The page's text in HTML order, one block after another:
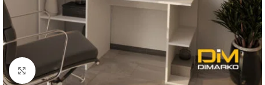
Click to enlarge